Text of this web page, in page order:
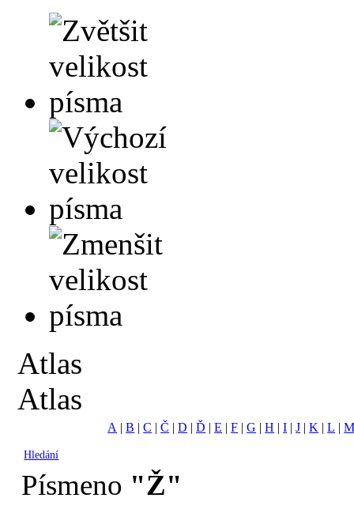
Atlas
Atlas
A |B |C |Č |D |Ď |E |F |G |H |I |J |K |L |
Hledání
Písmeno "Ž"